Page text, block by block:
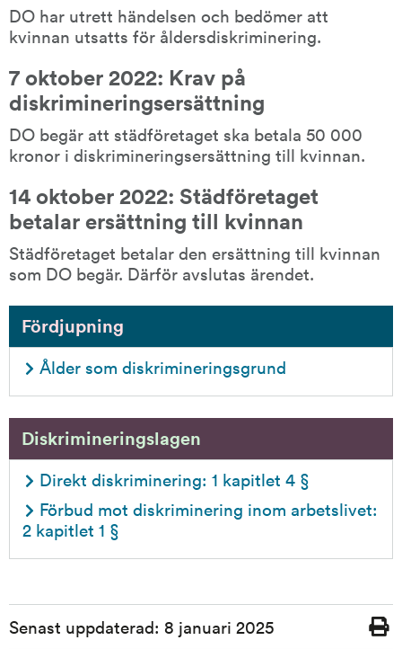
DO har utrett händelsen och bedömer att
kvinnan utsatts för åldersdiskriminering.
7 oktober 2022: Krav på
diskrimineringsersättning
DO begär att städföretaget ska betala 50 000
kronor i diskrimineringsersättning till kvinnan.
14 oktober 2022: Städföretaget
betalar ersättning till kvinnan
Städföretaget betalar den ersättning till kvinnan
som DO begär. Därför avslutas ärendet.
Fördjupning
Ålder som diskrimineringsgrund
Diskrimineringslagen
Direkt diskriminering: 1 kapitlet 4 §
Förbud mot diskriminering inom arbetslivet:
2 kapitlet 1 §
Sidinformation
Senast uppdaterad: 8 januari 2025
Skriv
ut